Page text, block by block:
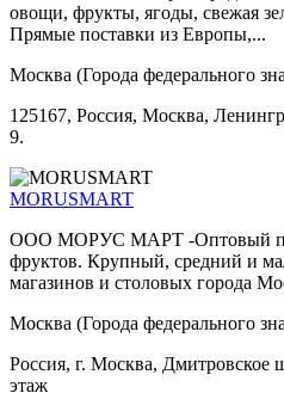
овощи, фрукты, ягоды, свежая
Прямые поставки из Европы,...
Москва (Города федерального
125167, Россия, Москва,
9.
MORUSMART
ООО МОРУС МАРТ -Оптовый
фруктов. Крупный, средний и
магазинов и столовых города
Москва (Города федерального
Россия, г. Москва, Дмитровское
этаж